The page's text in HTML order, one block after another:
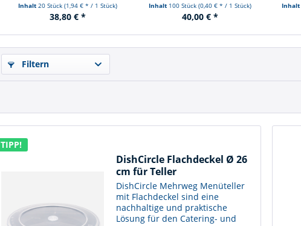
Inhalt 20 Stück (1,94 € * / 1 Stück)
38,80 € *
Inhalt 100 Stück(0,40 € * / 1 Stück)
40,00 € *
Inhalt
Filtern
TIPP!
DishCircle Flachdeckel Ø 26
cm für Teller
DishCircle Mehrweg Menüteller
mit Flachdeckel sind eine
nachhaltige und praktische
Lösung für den Catering- und